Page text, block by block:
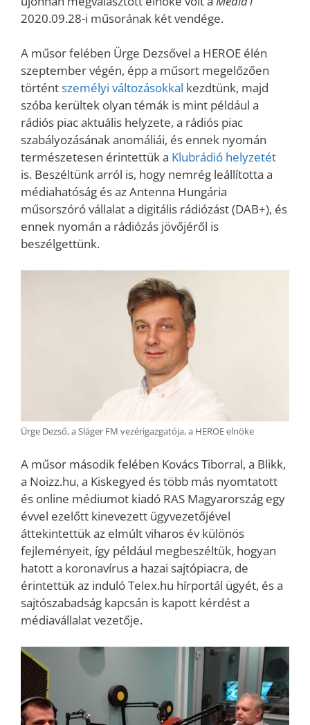
2020.09.28-i műsorának két vendége.
A műsor felében Ürge Dezsővel a HEROE élén
szeptember végén, épp a műsort megelőzően
történtszemélyi változásokkal kezdtünk, majd
szóba kerültek olyan témák is mint például a
rádiós piac aktuális helyzete, a rádiós piac
szabályozásának anomáliái, és ennek nyomán
természetesen érintettük a Klubrádió helyzetét
is. Beszéltünk arról is, hogy nemrég leállította a
médiahatóság és az Antenna Hungária
műsorszóró vállalat a digitális rádiózást (DAB+), és
ennek nyomán a rádiózás jövőjéről is
beszélgettünk.
Ürge Dezső, a Sláger FM vezérigazgatója, a HEROE elnöke
A műsor második felében Kovács Tiborral, a Blikk,
a Noizz.hu, a Kiskegyed és több más nyomtatott
és online médiumot kiadó RAS Magyarország egy
évvel ezelőtt kinevezett ügyvezetőjével
áttekintettük az elmúlt viharos év különös
fejleményeit, így például megbeszéltük, hogyan
hatott a koronavírus a hazai sajtópiacra, de
érintettük az induló Telex.hu hírportál ügyét, és a
sajtószabadság kapcsán is kapott kérdést a
médiavállalat vezetője.